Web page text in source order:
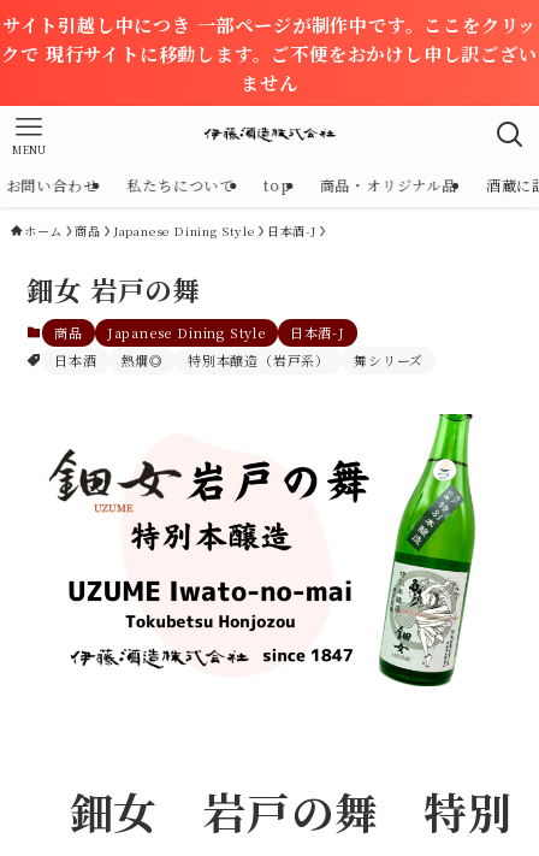
サイト引越し中につき 一部ページが制作中です。ここをクリッ
クで 現行サイトに移動します。ご不便をおかけし申し訳ござい
ません
MENU
お問い合わせ 私たちについて top 商品・オリジナル品 酒蔵に
ホーム 商品 Japanese Dining Style 日本酒-J
鈿女 岩戸の舞
商品 Japanese Dining Style
日本酒-J
日本酒
熱燗◎ 特別本醸造（岩戸系） 舞シリーズ
鈿女 岩戸の舞 特別